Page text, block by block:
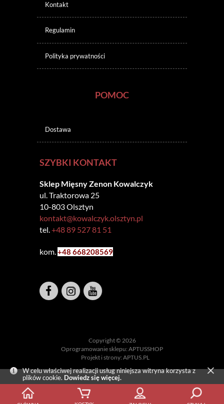
Kontakt
Regulamin
Polityka prywatności
POMOC
Dostawa
SZYBKI KONTAKT
Sklep Mięsny Zenon Kowalczyk
ul. Traktorowa 25
10-803 Olsztyn
kontakt@kowalczyk.olsztyn.pl
tel.+48 89 527 81 51
kom.+48 668208569
Copyright © 2026
Oprogramowanie sklepu: APTUSSHOP
Projekt i strony: APTUS.PL
W celu właściwej realizacji usług niniejsza witryna korzysta z
plików cookie. Dowiedz się więcej.